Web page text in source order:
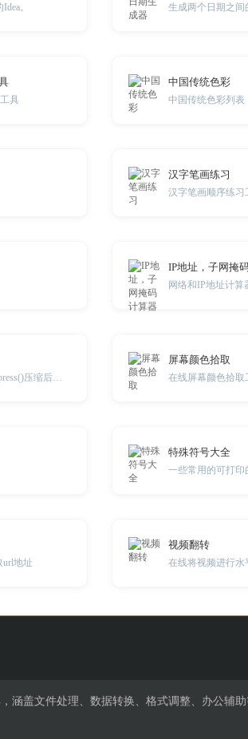
。 生成两个日期之间
具
中国传统色彩
中国传统色彩列表
汉字笔画练习
汉字笔画顺序练习
IP地址，子网掩
网络和IP地址计算
屏幕颜色拾取
在线屏幕颜色拾取
特殊符号大全
一些常用的可打印
url地址
视频翻转
涵盖文件处理、数据转换、格式调整、办公辅